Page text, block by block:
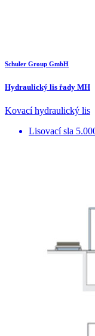
Schuler Group GmbH
Hydraulický lis řady MH
Kovací hydraulický lis
Lisovací sla